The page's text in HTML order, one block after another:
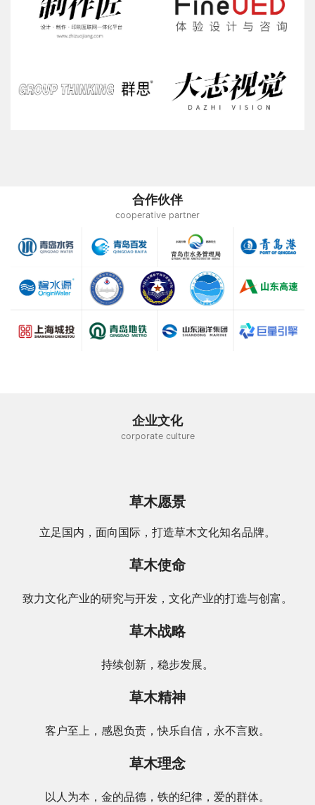
合作伙伴
cooperative partner
企业文化
corporate culture
草木愿景
立足国内，面向国际，打造草木文化知名品牌。
草木使命
致力文化产业的研究与开发，文化产业的打造与创富。
草木战略
持续创新，稳步发展。
草木精神
客户至上，感恩负责，快乐自信，永不言败。
草木理念
以人为本，金的品德，铁的纪律，爱的群体。